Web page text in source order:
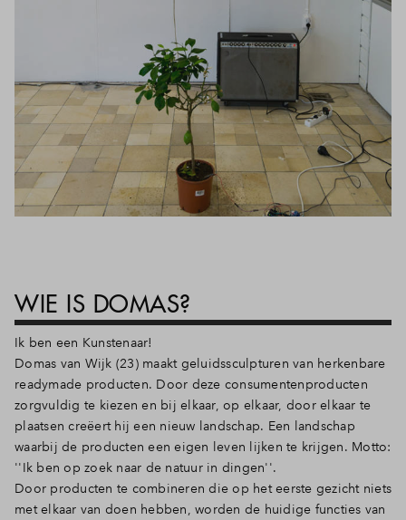
WIE IS DOMAS?
Ik ben een Kunstenaar!
Domas van Wijk (23) maakt geluidssculpturen van herkenbare
readymade producten. Door deze consumentenproducten
zorgvuldig te kiezen en bij elkaar, op elkaar, door elkaar te
plaatsen creëert hij een nieuw landschap. Een landschap
waarbij de producten een eigen leven lijken te krijgen. Motto:
''Ik ben op zoek naar de natuur in dingen''.
Door producten te combineren die op het eerste gezicht niets
met elkaar van doen hebben, worden de huidige functies van